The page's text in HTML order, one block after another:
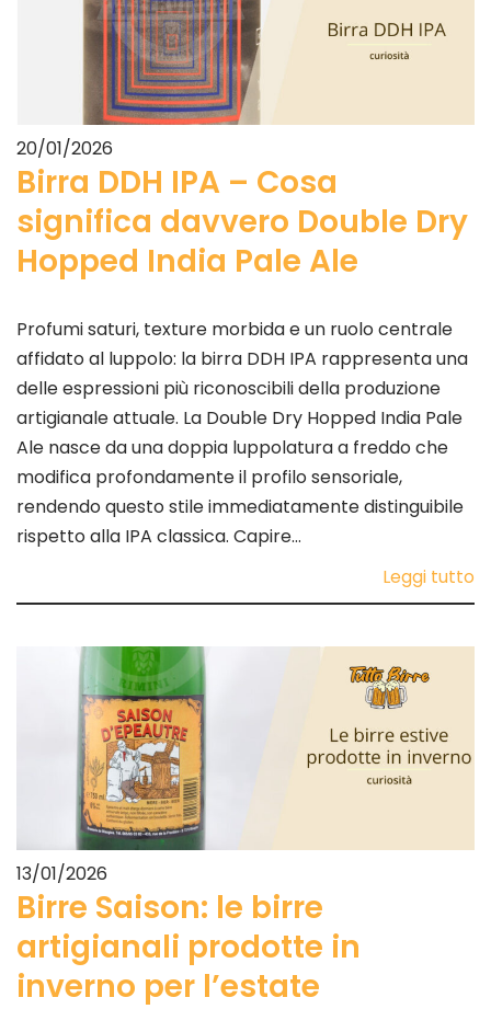
20/01/2026
Birra DDH IPA – Cosa
significa davvero Double Dry
Hopped India Pale Ale
Profumi saturi, texture morbida e un ruolo centrale
affidato al luppolo: la birra DDH IPA rappresenta una
delle espressioni più riconoscibili della produzione
artigianale attuale. La Double Dry Hopped India Pale
Ale nasce da una doppia luppolatura a freddo che
modifica profondamente il profilo sensoriale,
rendendo questo stile immediatamente distinguibile
rispetto alla IPA classica. Capire…
Leggi tutto
13/01/2026
Birre Saison: le birre
artigianali prodotte in
inverno per l’estate